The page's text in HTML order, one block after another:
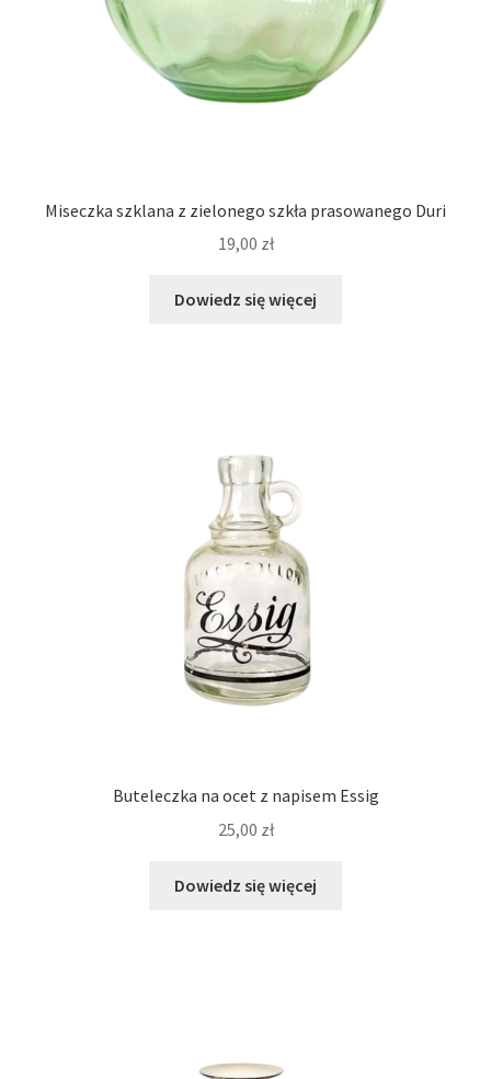
Miseczka szklana z zielonego szkła prasowanego Duri
19,00 zł
Dowiedz się więcej
Buteleczka na ocet z napisem Essig
25,00 zł
Dowiedz się więcej